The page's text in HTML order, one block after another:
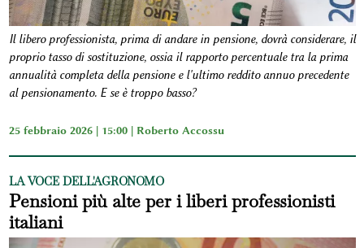
Il libero professionista, prima di andare in pensione, dovrà considerare, il
proprio tasso di sostituzione, ossia il rapporto percentuale tra la prima
annualità completa della pensione e l'ultimo reddito annuo precedente
al pensionamento. E se è troppo basso?
25 febbraio 2026 | 15:00 | Roberto Accossu
LA VOCE DELL'AGRONOMO
Pensioni più alte per i liberi professionisti
italiani